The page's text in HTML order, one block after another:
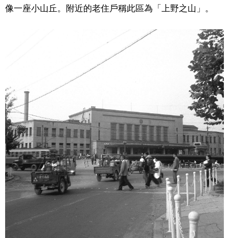
像一座小山丘。附近的老住戶稱此區為「上野之山」。